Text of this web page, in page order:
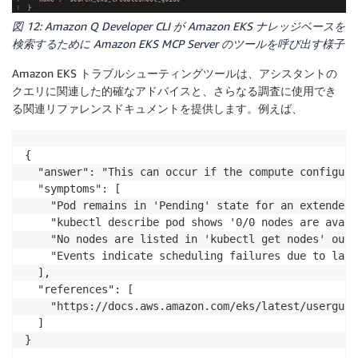
図 12: Amazon Q Developer CLI が Amazon EKS ナレッジベースを
検索するために Amazon EKS MCP Server のツールを呼び出す様子
Amazon EKS トラブルシューティングツールは、アシスタントの
クエリに関連した的確なアドバイスと、さらなる調査に使用でき
る関連リファレンスドキュメントを提供します。例えば、
{
"answer": "This can occur if the compute
  "symptoms": [
"Pod remains in 'Pending' state for an extended
"kubectl describe pod shows '0/0 nodes are
"No nodes are listed in 'kubectl get nodes'
"Events indicate scheduling failures due to
  ],
  "references": [
"https://docs.aws.amazon.com/eks/latest/
  ]
}